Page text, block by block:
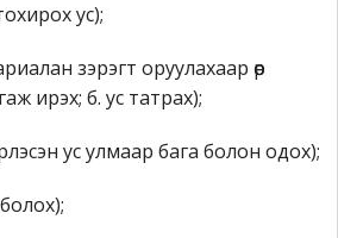
ус);
зэрэгт оруулахаар өөр
ирэх; б. ус татрах);
ус улмаар бага болон одох);